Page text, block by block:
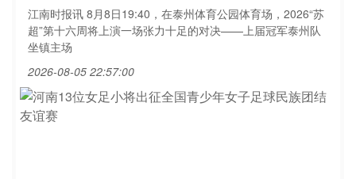
江南时报讯 8月8日19:40，在泰州体育公园体育场，2026“苏
超”第十六周将上演一场张力十足的对决——上届冠军泰州队
坐镇主场
2026-08-05 22:57:00